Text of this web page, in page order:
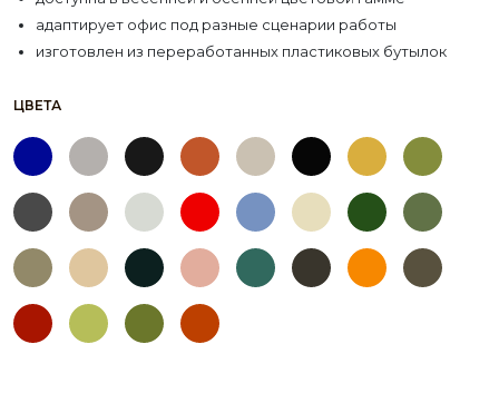
адаптирует офис под разные сценарии работы
изготовлен из переработанных пластиковых бутылок
ЦВЕТА